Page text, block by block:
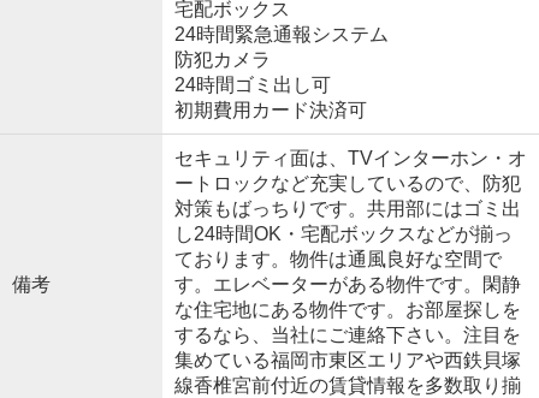
宅配ボックス
24時間緊急通報システム
防犯カメラ
24時間ゴミ出し可
初期費用カード決済可
備考
セキュリティ面は、TVインターホン・オ
ートロックなど充実しているので、防犯
対策もばっちりです。共用部にはゴミ出
し24時間OK・宅配ボックスなどが揃っ
ております。物件は通風良好な空間で
す。エレベーターがある物件です。閑静
な住宅地にある物件です。お部屋探しを
するなら、当社にご連絡下さい。注目を
集めている福岡市東区エリアや西鉄貝塚
線香椎宮前付近の賃貸情報を多数取り揃